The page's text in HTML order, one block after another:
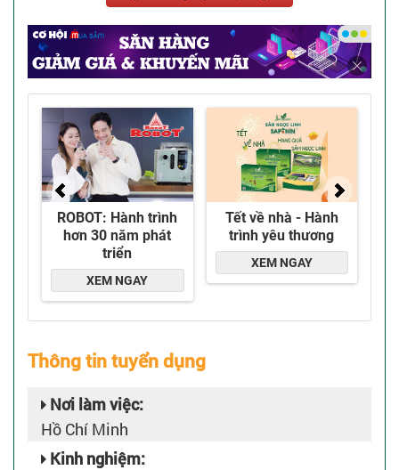
Thông tin tuyển dụng
Nơi làm việc:
Hồ Chí Minh
Kinh nghiệm: